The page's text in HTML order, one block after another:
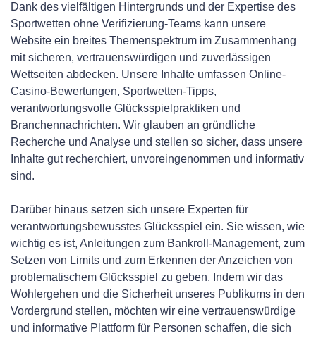
Dank des vielfältigen Hintergrunds und der Expertise des
Sportwetten ohne Verifizierung-Teams kann unsere
Website ein breites Themenspektrum im Zusammenhang
mit sicheren, vertrauenswürdigen und zuverlässigen
Wettseiten abdecken. Unsere Inhalte umfassen Online-
Casino-Bewertungen, Sportwetten-Tipps,
verantwortungsvolle Glücksspielpraktiken und
Branchennachrichten. Wir glauben an gründliche
Recherche und Analyse und stellen so sicher, dass unsere
Inhalte gut recherchiert, unvoreingenommen und informativ
sind.
Darüber hinaus setzen sich unsere Experten für
verantwortungsbewusstes Glücksspiel ein. Sie wissen, wie
wichtig es ist, Anleitungen zum Bankroll-Management, zum
Setzen von Limits und zum Erkennen der Anzeichen von
problematischem Glücksspiel zu geben. Indem wir das
Wohlergehen und die Sicherheit unseres Publikums in den
Vordergrund stellen, möchten wir eine vertrauenswürdige
und informative Plattform für Personen schaffen, die sich